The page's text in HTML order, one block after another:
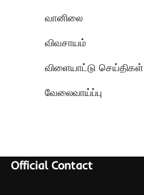
வானிலை
விவசாயம்
விளையாட்டு செய்திகள்
வேலைவாய்ப்பு
Official Contact